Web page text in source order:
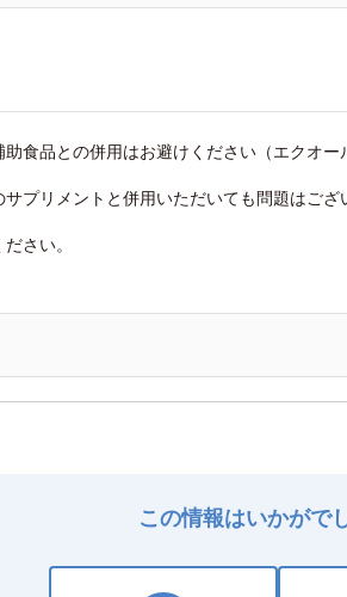
食品との併用はお避けください（エクオー
プリメントと併用いただいても問題はご
さい。
この情報はいかがで